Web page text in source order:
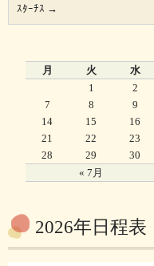
ｽﾀｰﾁｽ →
月
火 水
« 7月
1 2
7
8 9
14
15 16
21
22 23
28
29 30
2026年日程表